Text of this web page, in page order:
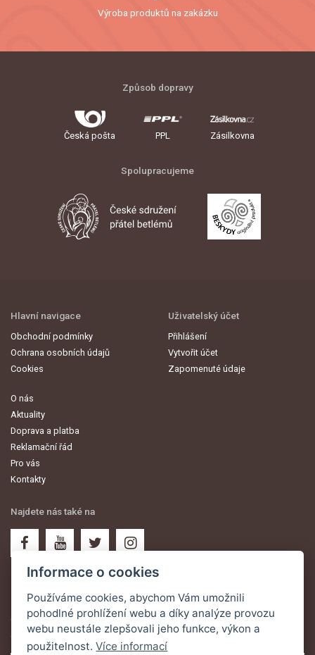
Výroba produktů na zakázku
Způsob dopravy
Česká pošta PPL Zásilkovna
Spolupracujeme
Hlavní navigace
Obchodní podmínky
Ochrana osobních údajů
Cookies
O nás
Aktuality
Doprava a platba
Reklamační řád
Pro vás
Kontakty
Uživatelský účet
Přihlášení
Vytvořit účet
Zapomenuté údaje
Najdete nás také na
Novinky na email
Odebírejte aktuální informace a oznámení o nejnovějších akcích na Váš
email
Informace o cookies
Používáme cookies, abychom Vám umožnili
pohodlné prohlížení webu a díky analýze provozu
webu neustále zlepšovali jeho funkce, výkon a
použitelnost.Více informací